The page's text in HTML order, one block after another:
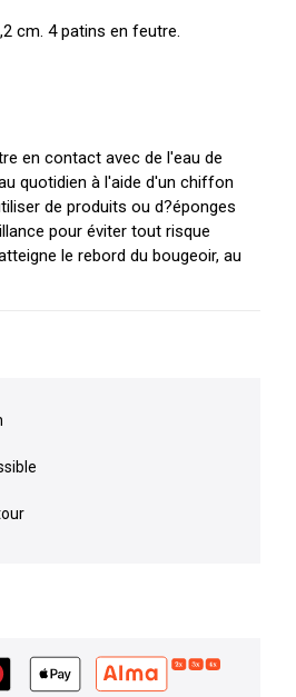
cm. 4 patins en feutre.
en contact avec de l'eau de
quotidien à l'aide d'un chiffon
de produits ou d?éponges
pour éviter tout risque
le rebord du bougeoir, au